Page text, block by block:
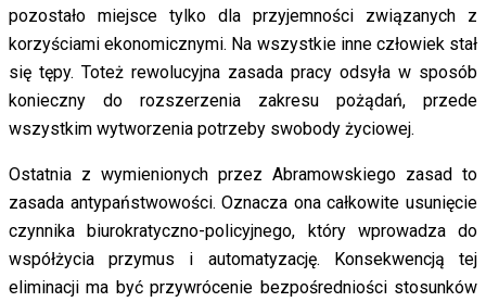
pozostało miejsce tylko dla przyjemności związanych z
korzyściami ekonomicznymi. Na wszystkie inne człowiek stał
się tępy. Toteż rewolucyjna zasada pracy odsyła w sposób
konieczny do rozszerzenia zakresu pożądań, przede
wszystkim wytworzenia potrzeby swobody życiowej.
Ostatnia z wymienionych przez Abramowskiego zasad to
zasada antypaństwowości. Oznacza ona całkowite usunięcie
czynnika biurokratyczno-policyjnego, który wprowadza do
współżycia przymus i automatyzację. Konsekwencją tej
eliminacji ma być przywrócenie bezpośredniości stosunków